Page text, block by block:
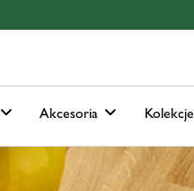
Akcesoria Kolekcje